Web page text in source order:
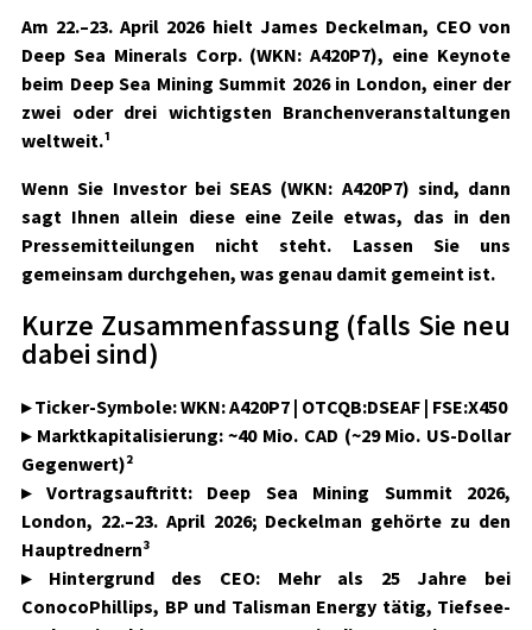
Am 22.–23. April 2026 hielt James Deckelman, CEO von
Deep Sea Minerals Corp. (WKN: A420P7), eine Keynote
beim Deep Sea Mining Summit 2026 in London, einer der
zwei oder drei wichtigsten Branchenveranstaltungen
weltweit.¹
Wenn Sie Investor bei SEAS (WKN: A420P7) sind, dann
sagt Ihnen allein diese eine Zeile etwas, das in den
Pressemitteilungen nicht steht. Lassen Sie uns
gemeinsam durchgehen, was genau damit gemeint ist.
Kurze Zusammenfassung (falls Sie neu
dabei sind)
▸Ticker-Symbole:WKN: A420P7 | OTCQB:DSEAF | FSE:X450
▸ Marktkapitalisierung:~40 Mio. CAD (~29 Mio. US-Dollar
Gegenwert)²
▸ Vortragsauftritt:Deep Sea Mining Summit 2026,
London, 22.–23. April 2026; Deckelman gehörte zu den
Hauptrednern³
▸ Hintergrund des CEO:Mehr als 25 Jahre bei
ConocoPhillips, BP und Talisman Energy tätig, Tiefsee-